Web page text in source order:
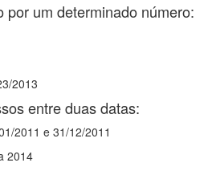
por um determinado número:
2013
entre duas datas:
2011 e 31/12/2011
2014